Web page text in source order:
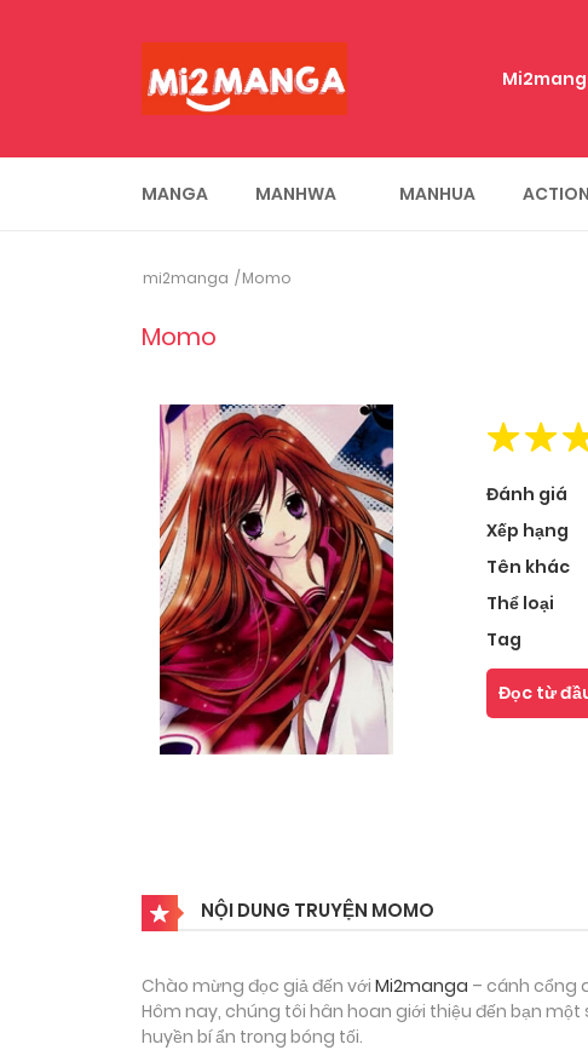
MANGA MANHWA MANHUA ACTION
mi2manga Momo
Momo
Đánh giá
Xếp hạng
Tên khác
Thể loại
Tag
Đọc từ
NỘI DUNG TRUYỆN MOMO
Chào mừng đọc giả đến với Mi2manga – cánh cổng
Hôm nay, chúng tôi hân hoan giới thiệu đến bạn
huyền bí ẩn trong bóng tối.